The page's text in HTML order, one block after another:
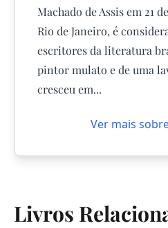
Machado de Assis em 21
Rio de Janeiro, é
escritores da literatura
pintor mulato e de uma
cresceu em...
Ver mais
Livros